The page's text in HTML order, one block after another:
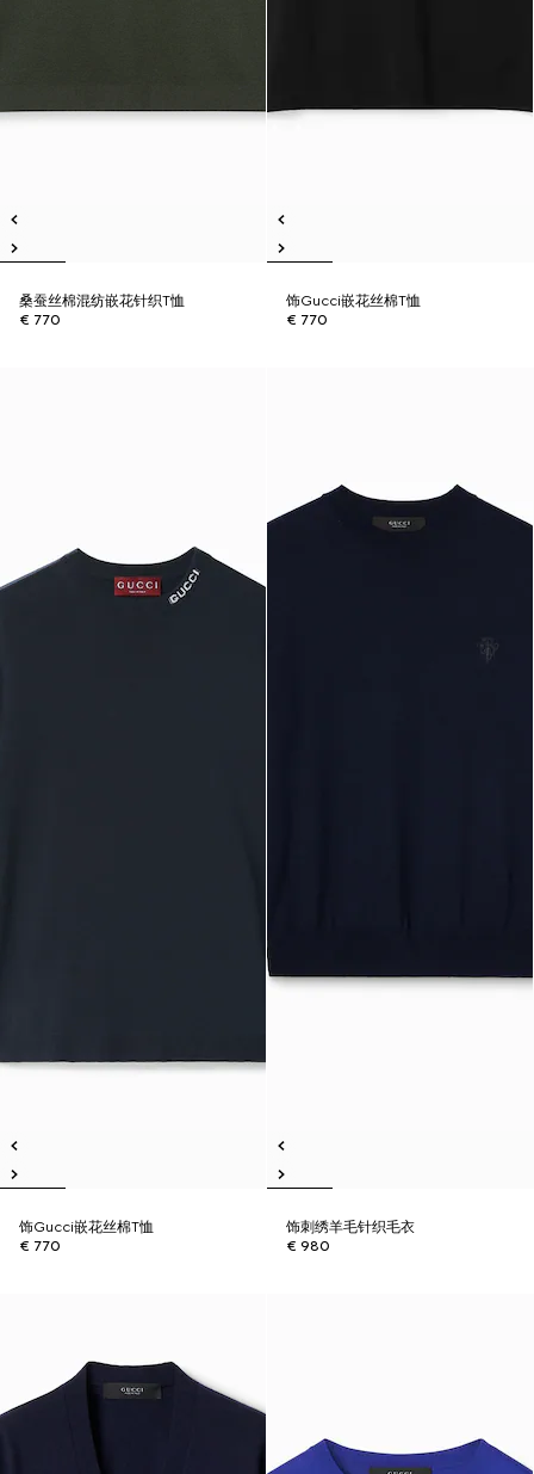
桑蚕丝棉混纺嵌花针织T恤
€ 770
饰Gucci嵌花丝棉T恤
€ 770
饰Gucci嵌花丝棉T恤
€ 770
饰刺绣羊毛针织毛衣
€ 980